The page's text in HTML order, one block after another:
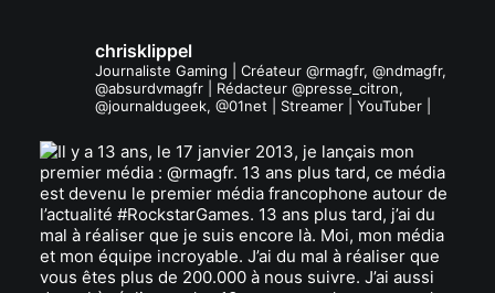
chrisklippel
Journaliste Gaming | Créateur @rmagfr, @ndmagfr,
@absurdvmagfr | Rédacteur @presse_citron,
@journaldugeek, @01net | Streamer | YouTuber |